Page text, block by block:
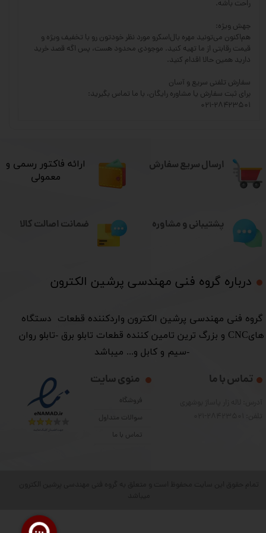
راحت باشه.
جهش ویژه:
هم‌اکنون می‌تونید مهره بال‌اسکرو مورد نظر خودتون رو با تخفیف ویژه و
قیمت رقابتی از ما تهیه کنید. موجودی محدود هست، پس اگه قصد خرید
دارید همین حالا اقدام کنید.
سفارش تلفنی سریع و آسان
برای ثبت سفارش یا مشاوره رایگان، با ما تماس بگیرید:
۰۲۱-۲۸۴۲۳۵۰۱
ارسال سریع سفارش
درباره گروه فنی مهندسی پرشین الکترون​​​​​​​
​گروه فنی مهندسی پرشین الکترون واردکننده قطعات دستگاه
هایCNC و بزرگ ترین تامین کننده قطعات تابلو برق -تابلو روان
-سیم و کابل و... میباشد
منوی سایت
فروشگاه
سوالات متداول
تماس با ما
تماس با ما
​ارائه فاکتور رسمی و
معمولی
پشتیبانی و مشاوره ضمانت اصالت کالا